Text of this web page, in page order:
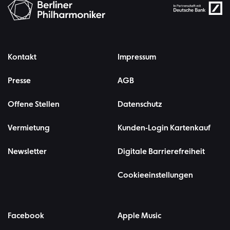
Kontakt
Presse
Offene Stellen
Vermietung
Newsletter
Impressum
AGB
Datenschutz
Kunden-Login Kartenkauf
Digitale Barrierefreiheit
Cookieeinstellungen
Facebook Apple Music